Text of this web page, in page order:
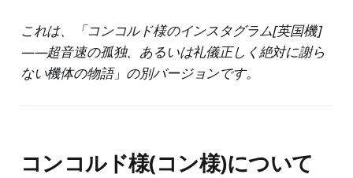
これは、「コンコルド様のインスタグラム[英国機]
——超音速の孤独、あるいは礼儀正しく絶対に謝ら
ない機体の物語」 の別バージョンです。
コンコルド様(コン様)について